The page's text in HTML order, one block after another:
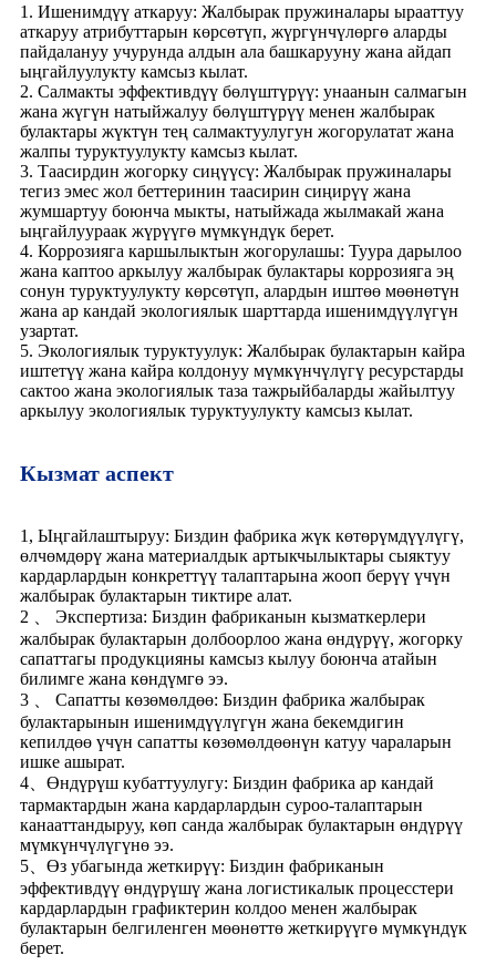
1. Ишенимдүү аткаруу: Жалбырак пружиналары ырааттуу
аткаруу атрибуттарын көрсөтүп, жүргүнчүлөргө аларды
пайдалануу учурунда алдын ала башкарууну жана айдап
ыңгайлуулукту камсыз кылат.
2. Салмакты эффективдүү бөлүштүрүү: унаанын салмагын
жана жүгүн натыйжалуу бөлүштүрүү менен жалбырак
булактары жүктүн тең салмактуулугун жогорулатат жана
жалпы туруктуулукту камсыз кылат.
3. Таасирдин жогорку сиңүүсү: Жалбырак пружиналары
тегиз эмес жол беттеринин таасирин сиңирүү жана
жумшартуу боюнча мыкты, натыйжада жылмакай жана
ыңгайлуураак жүрүүгө мүмкүндүк берет.
4. Коррозияга каршылыктын жогорулашы: Туура дарылоо
жана каптоо аркылуу жалбырак булактары коррозияга эң
сонун туруктуулукту көрсөтүп, алардын иштөө мөөнөтүн
жана ар кандай экологиялык шарттарда ишенимдүүлүгүн
узартат.
5. Экологиялык туруктуулук: Жалбырак булактарын кайра
иштетүү жана кайра колдонуу мүмкүнчүлүгү ресурстарды
сактоо жана экологиялык таза тажрыйбаларды жайылтуу
аркылуу экологиялык туруктуулукту камсыз кылат.
Кызмат аспект
1, Ыңгайлаштыруу: Биздин фабрика жүк көтөрүмдүүлүгү,
өлчөмдөрү жана материалдык артыкчылыктары сыяктуу
кардарлардын конкреттүү талаптарына жооп берүү үчүн
жалбырак булактарын тиктире алат.
2 、 Экспертиза: Биздин фабриканын кызматкерлери
жалбырак булактарын долбоорлоо жана өндүрүү, жогорку
сапаттагы продукцияны камсыз кылуу боюнча атайын
билимге жана көндүмгө ээ.
3 、 Сапатты көзөмөлдөө: Биздин фабрика жалбырак
булактарынын ишенимдүүлүгүн жана бекемдигин
кепилдөө үчүн сапатты көзөмөлдөөнүн катуу чараларын
ишке ашырат.
4、Өндүрүш кубаттуулугу: Биздин фабрика ар кандай
тармактардын жана кардарлардын суроо-талаптарын
канааттандыруу, көп санда жалбырак булактарын өндүрүү
мүмкүнчүлүгүнө ээ.
5、Өз убагында жеткирүү: Биздин фабриканын
эффективдүү өндүрүшү жана логистикалык процесстери
кардарлардын графиктерин колдоо менен жалбырак
булактарын белгиленген мөөнөттө жеткирүүгө мүмкүндүк
берет.